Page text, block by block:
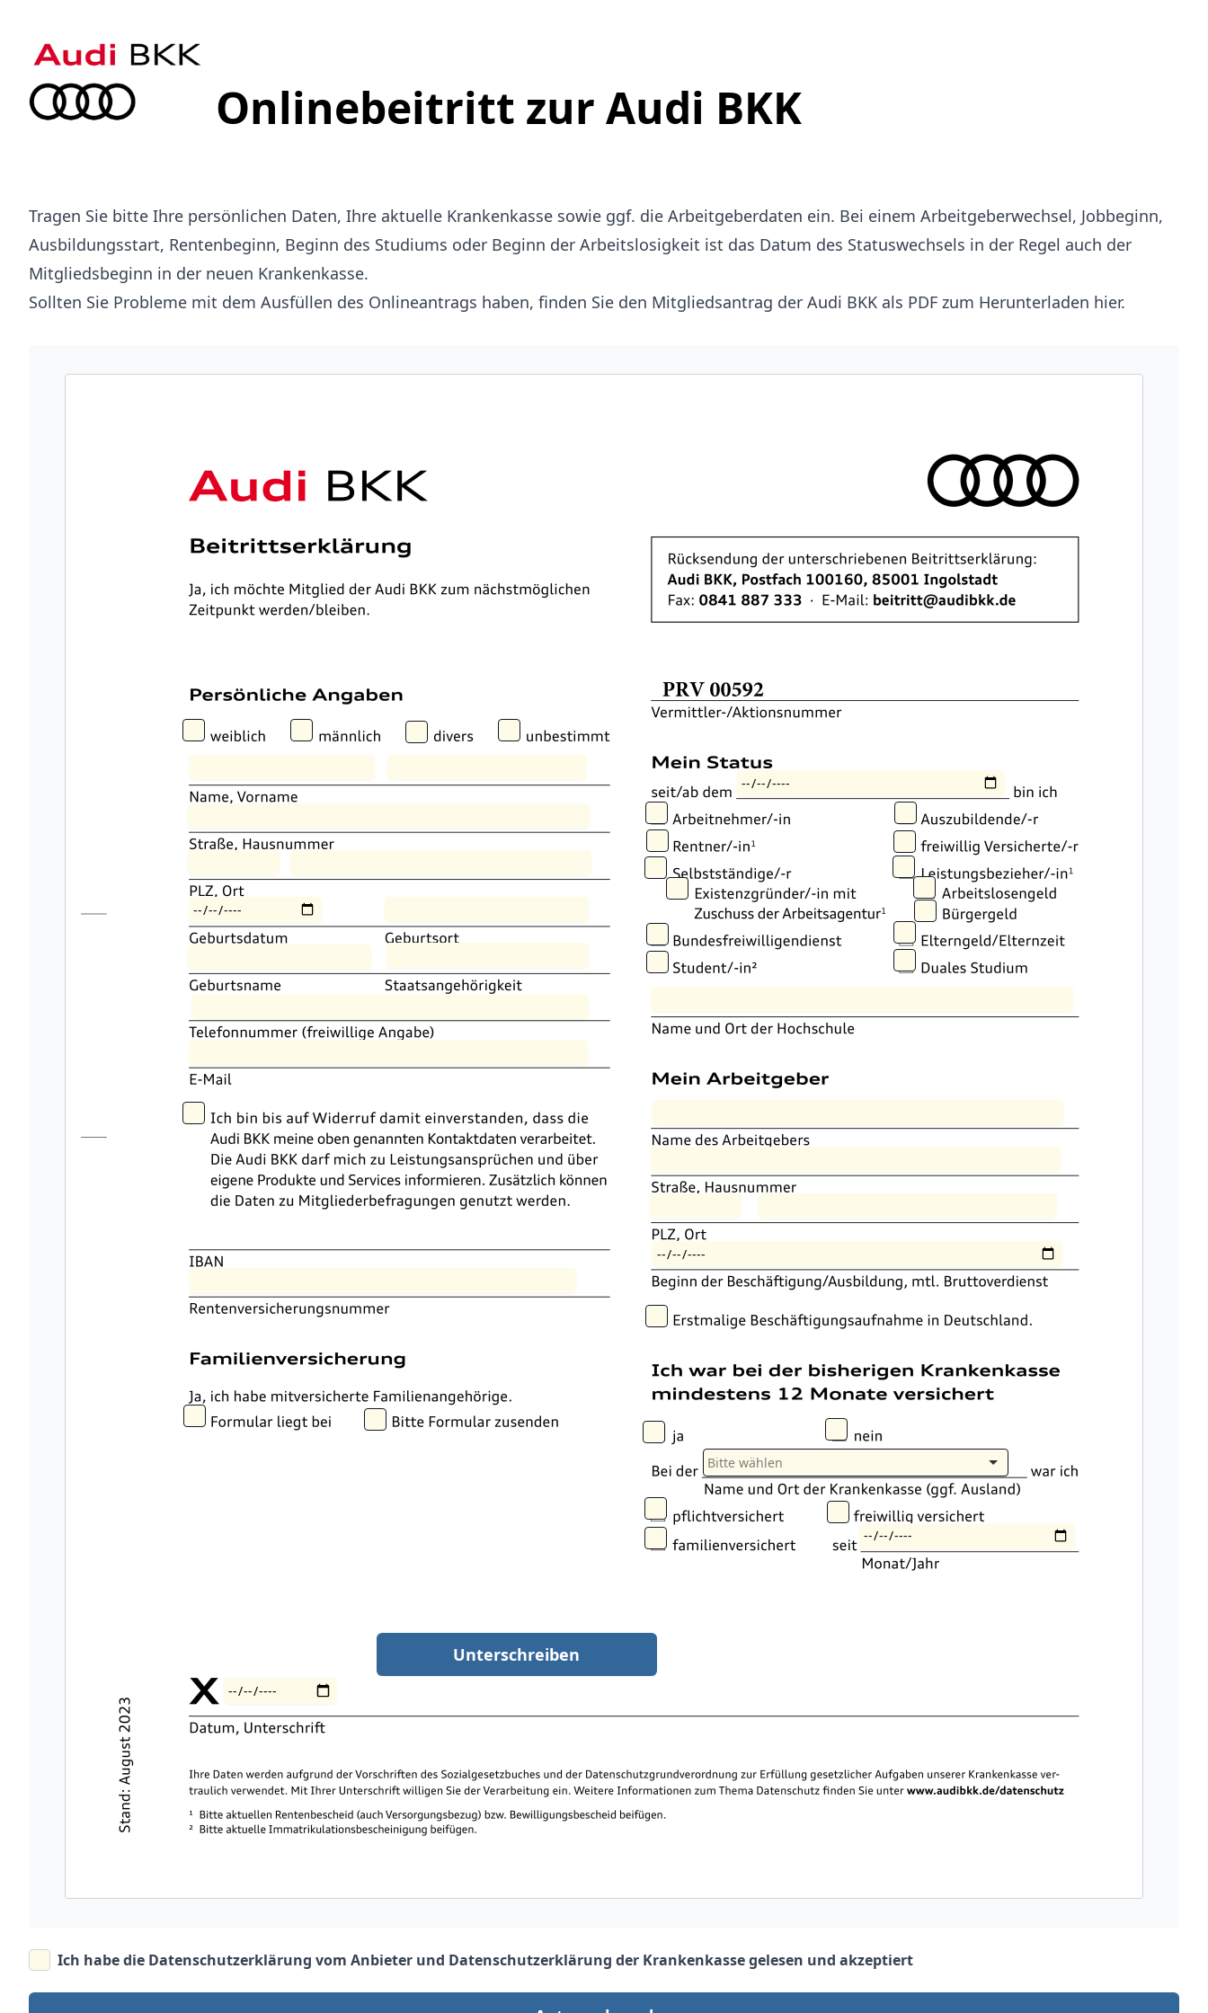
Onlinebeitritt zur Audi BKK
Tragen Sie bitte Ihre persönlichen Daten, Ihre aktuelle Krankenkasse sowie ggf. die Arbeitgeberdaten ein. Bei einem Arbeitgeberwechsel, Jobbeginn,
Ausbildungsstart, Rentenbeginn, Beginn des Studiums oder Beginn der Arbeitslosigkeit ist das Datum des Statuswechsels in der Regel auch der
Mitgliedsbeginn in der neuen Krankenkasse.
Sollten Sie Probleme mit dem Ausfüllen des Onlineantrags haben, finden Sie den Mitgliedsantrag der Audi BKK als PDF zum Herunterladen hier.
Bitte wählen
Unterschreiben
Ich habe die Datenschutzerklärung vom Anbieter und Datenschutzerklärung der Krankenkassegelesen und akzeptiert